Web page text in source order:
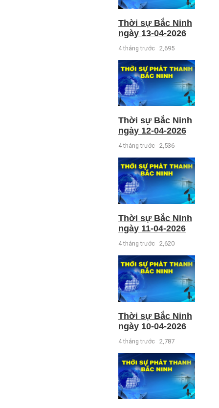
Thời sự Bắc Ninh
ngày 13-04-2026
4 tháng trước 2,695
Thời sự Bắc Ninh
ngày 12-04-2026
4 tháng trước 2,536
Thời sự Bắc Ninh
ngày 11-04-2026
4 tháng trước 2,620
Thời sự Bắc Ninh
ngày 10-04-2026
4 tháng trước 2,787